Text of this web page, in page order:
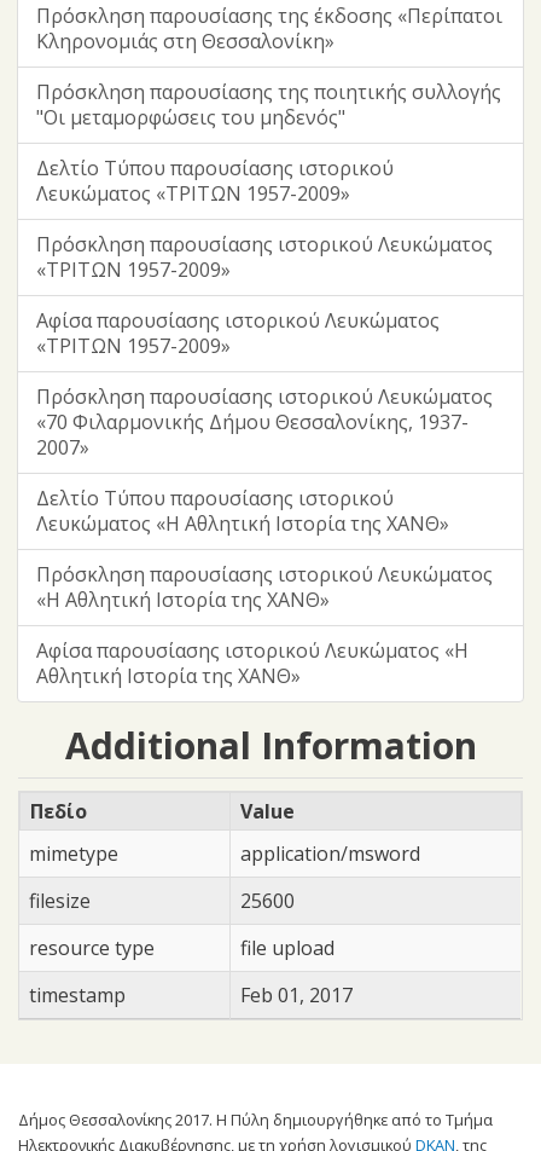
Πρόσκληση παρουσίασης της έκδοσης «Περίπατοι
Κληρονομιάς στη Θεσσαλονίκη»
Πρόσκληση παρουσίασης της ποιητικής συλλογής
"Οι μεταμορφώσεις του μηδενός"
Δελτίο Τύπου παρουσίασης ιστορικού
Λευκώματος «ΤΡΙΤΩΝ 1957-2009»
Πρόσκληση παρουσίασης ιστορικού Λευκώματος
«ΤΡΙΤΩΝ 1957-2009»
Αφίσα παρουσίασης ιστορικού Λευκώματος
«ΤΡΙΤΩΝ 1957-2009»
Πρόσκληση παρουσίασης ιστορικού Λευκώματος
«70 Φιλαρμονικής Δήμου Θεσσαλονίκης, 1937-
2007»
Δελτίο Τύπου παρουσίασης ιστορικού
Λευκώματος «Η Αθλητική Ιστορία της ΧΑΝΘ»
Πρόσκληση παρουσίασης ιστορικού Λευκώματος
«Η Αθλητική Ιστορία της ΧΑΝΘ»
Αφίσα παρουσίασης ιστορικού Λευκώματος «Η
Αθλητική Ιστορία της ΧΑΝΘ»
Additional Information
Πεδίο
Value
mimetype
application/msword
filesize
25600
resource type
file upload
timestamp
Feb 01, 2017
Δήμος Θεσσαλονίκης 2017. Η Πύλη δημιουργήθηκε από το Τμήμα
Ηλεκτρονικής Διακυβέρνησης, με τη χρήση λογισμικού DKAN, της